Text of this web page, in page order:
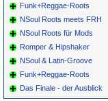
Funk+Reggae-Roots
NSoul Roots meets FRH
NSoul Roots für Mods
Romper & Hipshaker
NSoul & Latin-Groove
Funk+Reggae-Roots
Das Finale - der Ausblick